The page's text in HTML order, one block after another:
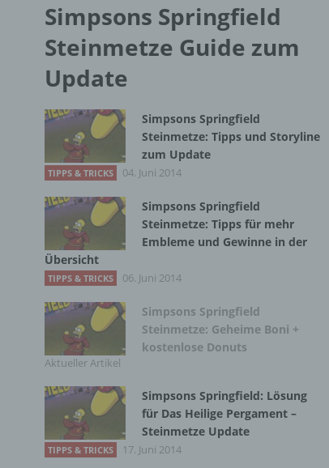
Simpsons Springfield
Steinmetze Guide zum
Update
Simpsons Springfield
Steinmetze: Tipps und Storyline
zum Update
TIPPS & TRICKS 04. Juni 2014
Simpsons Springfield
Steinmetze: Tipps für mehr
Embleme und Gewinne in der
Übersicht
TIPPS & TRICKS 06. Juni 2014
Simpsons Springfield
Steinmetze: Geheime Boni +
kostenlose Donuts
Aktueller Artikel
Simpsons Springfield: Lösung
für Das Heilige Pergament –
Steinmetze Update
TIPPS & TRICKS 17. Juni 2014